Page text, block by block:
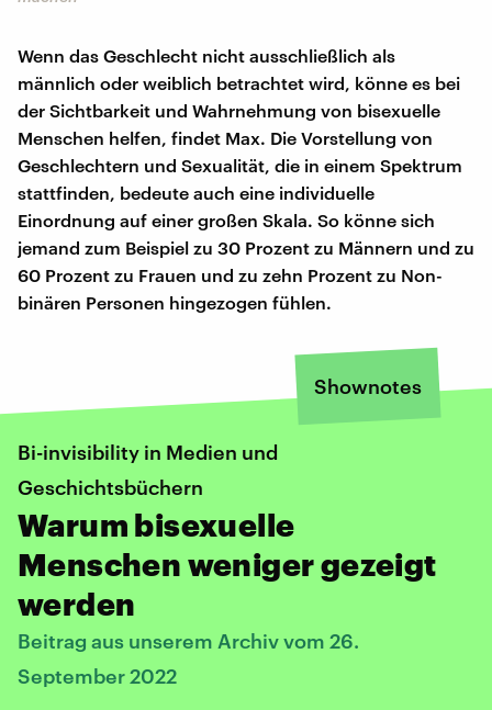
Wenn das Geschlecht nicht ausschließlich als
männlich oder weiblich betrachtet wird, könne es bei
der Sichtbarkeit und Wahrnehmung von bisexuelle
Menschen helfen, findet Max. Die Vorstellung von
Geschlechtern und Sexualität, die in einem Spektrum
stattfinden, bedeute auch eine individuelle
Einordnung auf einer großen Skala. So könne sich
jemand zum Beispiel zu 30 Prozent zu Männern und zu
60 Prozent zu Frauen und zu zehn Prozent zu Non-
binären Personen hingezogen fühlen.
Shownotes
Bi-invisibility in Medien und
Geschichtsbüchern
Warum bisexuelle
Menschen weniger gezeigt
werden
Beitrag aus unserem Archiv vom 26.
September 2022